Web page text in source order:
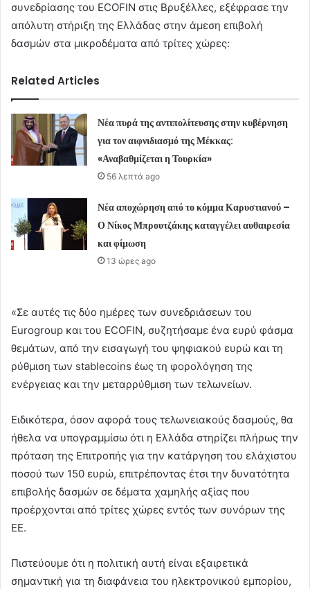
συνεδρίασης του ECOFIN στις Βρυξέλλες, εξέφρασε την
απόλυτη στήριξη της Ελλάδας στην άμεση επιβολή
δασμών στα μικροδέματα από τρίτες χώρες:
Related Articles
Νέα πυρά της αντιπολίτευσης στην κυβέρνηση
για τον αιφνιδιασμό της Μέκκας:
«Αναβαθμίζεται η Τουρκία»
56 λεπτά ago
Νέα αποχώρηση από το κόμμα Καρυστιανού –
Ο Νίκος Μπρουτζάκης καταγγέλει αυθαιρεσία
και φίμωση
13 ώρες ago
«Σε αυτές τις δύο ημέρες των συνεδριάσεων του
Eurogroup και του ECOFIN, συζητήσαμε ένα ευρύ φάσμα
θεμάτων, από την εισαγωγή του ψηφιακού ευρώ και τη
ρύθμιση των stablecoins έως τη φορολόγηση της
ενέργειας και την μεταρρύθμιση των τελωνείων.
Ειδικότερα, όσον αφορά τους τελωνειακούς δασμούς, θα
ήθελα να υπογραμμίσω ότι η Ελλάδα στηρίζει πλήρως την
πρόταση της Επιτροπής για την κατάργηση του ελάχιστου
ποσού των 150 ευρώ, επιτρέποντας έτσι την δυνατότητα
επιβολής δασμών σε δέματα χαμηλής αξίας που
προέρχονται από τρίτες χώρες εντός των συνόρων της
ΕΕ.
Πιστεύουμε ότι η πολιτική αυτή είναι εξαιρετικά
σημαντική για τη διαφάνεια του ηλεκτρονικού εμπορίου,